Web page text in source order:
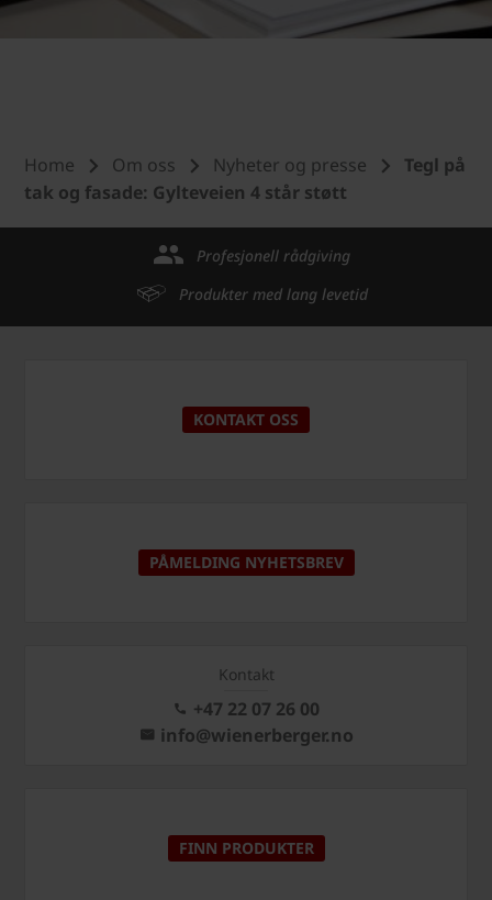
Home Om oss Nyheter og presse
Tegl på
tak og fasade: Gylteveien 4 står støtt
Profesjonell rådgiving
Produkter med lang levetid
KONTAKT OSS
PÅMELDING NYHETSBREV
Kontakt
+47 22 07 26 00
info@wienerberger.no
FINN PRODUKTER